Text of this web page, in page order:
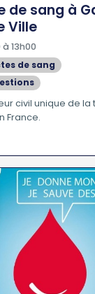
de sang à
Ville
13h00
de sang
civil unique de la
France.